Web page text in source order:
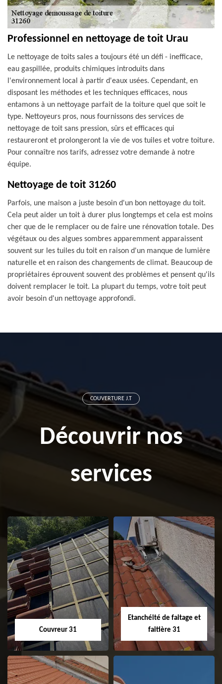
Professionnel en nettoyage de toit Urau
Le nettoyage de toits sales a toujours été un défi - inefficace,
eau gaspillée, produits chimiques introduits dans
l'environnement local à partir d'eaux usées. Cependant, en
disposant les méthodes et les techniques efficaces, nous
entamons à un nettoyage parfait de la toiture quel que soit le
type. Nettoyeurs pros, nous fournissons des services de
nettoyage de toit sans pression, sûrs et efficaces qui
restaureront et prolongeront la vie de vos tuiles et votre toiture.
Pour connaître nos tarifs, adressez votre demande à notre
équipe.
Nettoyage de toit 31260
Parfois, une maison a juste besoin d'un bon nettoyage du toit.
Cela peut aider un toit à durer plus longtemps et cela est moins
cher que de le remplacer ou de faire une rénovation totale. Des
végétaux ou des algues sombres apparemment apparaissent
souvent sur les tuiles du toit en raison d'un manque de lumière
naturelle et en raison des changements de climat. Beaucoup de
propriétaires éprouvent souvent des problèmes et pensent qu'ils
doivent remplacer le toit. La plupart du temps, votre toit peut
avoir besoin d'un nettoyage approfondi.
COUVERTURE J.T
Découvrir nos
services
Couvreur 31
Etanchéité de faitage et
faitière 31